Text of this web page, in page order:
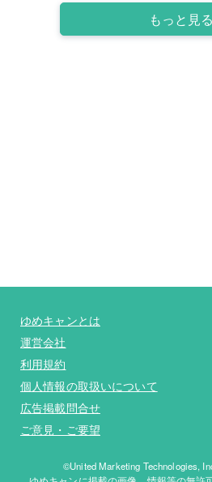
もっと見る
ゆめキャンとは
運営会社
利用規約
個人情報の取扱いについて
広告掲載問合せ
ご意見・ご要望
©United Marketing Technologies,